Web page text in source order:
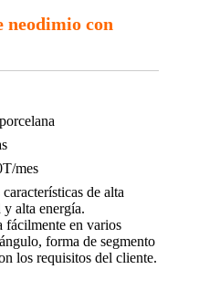
neodimio con
porcelana
mes
de alta
alta energía.
fácilmente en varios
forma de segmento
los requisitos del cliente.